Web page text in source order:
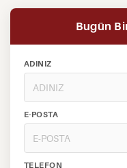
Bugün
ADINIZ
E-POSTA
TELEFON